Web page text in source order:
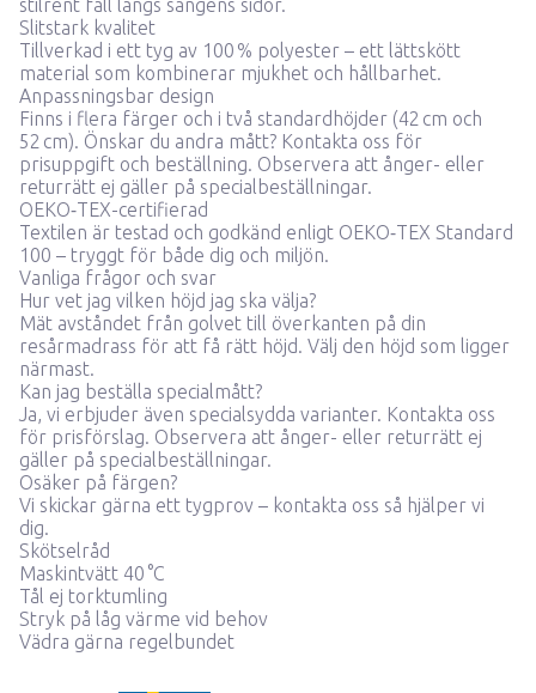
stilrent fall längs sängens sidor.
Slitstark kvalitet
Tillverkad i ett tyg av 100 % polyester – ett lättskött
material som kombinerar mjukhet och hållbarhet.
Anpassningsbar design
Finns i flera färger och i två standardhöjder (42 cm och
52 cm). Önskar du andra mått? Kontakta oss för
prisuppgift och beställning. Observera att ånger- eller
returrätt ej gäller på specialbeställningar.
OEKO‑TEX-certifierad
Textilen är testad och godkänd enligt OEKO‑TEX Standard
100 – tryggt för både dig och miljön.
Vanliga frågor och svar
Hur vet jag vilken höjd jag ska välja?
Mät avståndet från golvet till överkanten på din
resårmadrass för att få rätt höjd. Välj den höjd som ligger
närmast.
Kan jag beställa specialmått?
Ja, vi erbjuder även specialsydda varianter. Kontakta oss
för prisförslag. Observera att ånger- eller returrätt ej
gäller på specialbeställningar.
Osäker på färgen?
Vi skickar gärna ett tygprov – kontakta oss så hjälper vi
dig.
Skötselråd
Maskintvätt 40 °C
Tål ej torktumling
Stryk på låg värme vid behov
Vädra gärna regelbundet